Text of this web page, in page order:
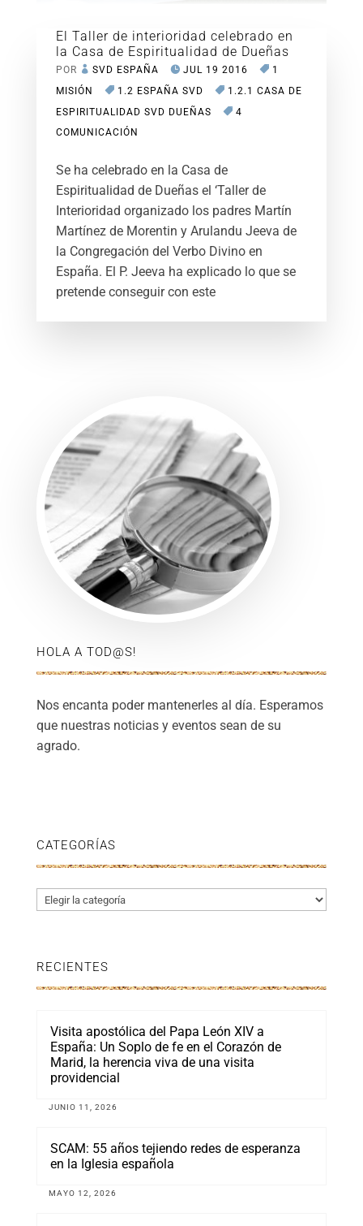
El Taller de interioridad celebrado en
la Casa de Espiritualidad de Dueñas
POR SVD ESPAÑA JUL 19 2016
1
MISIÓN
1.2 ESPAÑA SVD
1.2.1 CASA DE
ESPIRITUALIDAD SVD DUEÑAS
4
COMUNICACIÓN
Se ha celebrado en la Casa de
Espiritualidad de Dueñas el ‘Taller de
Interioridad organizado los padres Martín
Martínez de Morentin y Arulandu Jeeva de
la Congregación del Verbo Divino en
España. El P. Jeeva ha explicado lo que se
pretende conseguir con este
HOLA A TOD@S!
Nos encanta poder mantenerles al día. Esperamos
que nuestras noticias y eventos sean de su
agrado.
CATEGORÍAS
Categorías
RECIENTES
Visita apostólica del Papa León XIV a
España: Un Soplo de fe en el Corazón de
Marid, la herencia viva de una visita
providencial
JUNIO 11, 2026
SCAM: 55 años tejiendo redes de esperanza
en la Iglesia española
MAYO 12, 2026